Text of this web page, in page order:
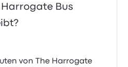
Harrogate Bus
von The Harrogate